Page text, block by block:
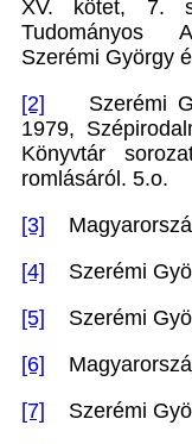
XV. kötet, 7.
Tudományos
Szerémi György
[2] Szerémi
1979,
Könyvtár
romlásáról. 5.o.
[3]
[4] Szerémi
[5] Szerémi
[6]
[7] Szerémi